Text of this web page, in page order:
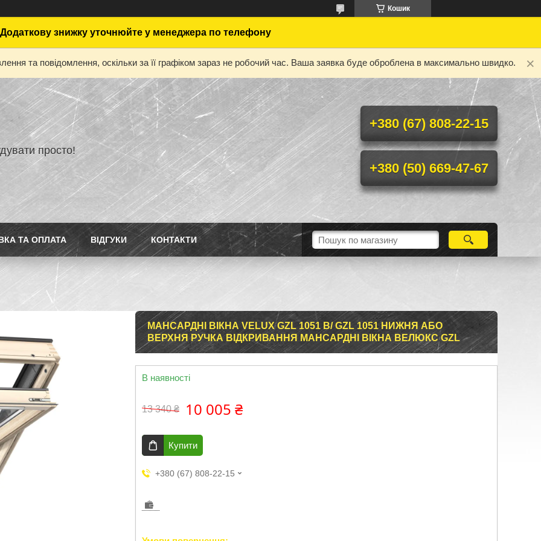
Кошик
Додаткову знижку уточнюйте у менеджера по телефону
та повідомлення, оскільки за її графіком зараз не робочий час. Ваша заявка буде оброблена в максимально швидко.
просто!
+380 (67) 808-22-15
+380 (50) 669-47-67
ТА ОПЛАТА ВІДГУКИ КОНТАКТИ
МАНСАРДНІ ВІКНА VELUX GZL 1051 B/ GZL 1051 НИЖНЯ АБО
ВЕРХНЯ РУЧКА ВІДКРИВАННЯ МАНСАРДНІ ВІКНА ВЕЛЮКС GZL
В наявності
13 340 ₴ 10 005 ₴
Купити
+380 (67) 808-22-15